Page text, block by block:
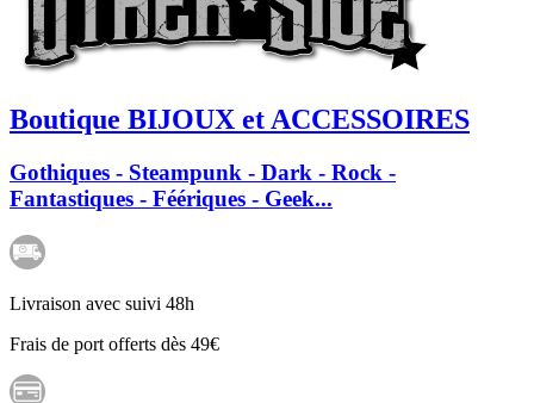
Boutique BIJOUX et ACCESSOIRES
Gothiques - Steampunk - Dark - Rock -
Fantastiques - Féériques - Geek...
Livraison avec suivi 48h
Frais de port offerts dès 49€